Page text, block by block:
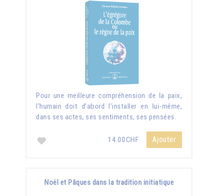
Pour une meilleure compréhension de la paix,
l'humain doit d’abord l'installer en lui-même,
dans ses actes, ses sentiments, ses pensées.
14.00CHF Ajouter
Noël et Pâques dans la tradition initiatique